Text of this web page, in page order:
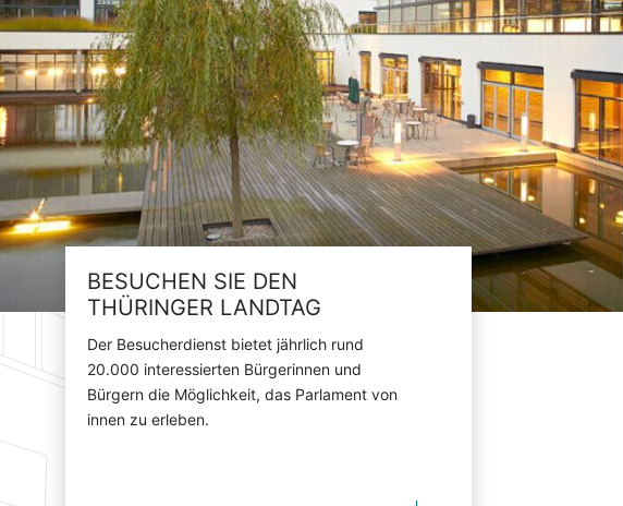
BESUCHEN SIE DEN
THÜRINGER LANDTAG
Der Besucherdienst bietet jährlich rund
20.000 interessierten Bürgerinnen und
Bürgern die Möglichkeit, das Parlament von
innen zu erleben.